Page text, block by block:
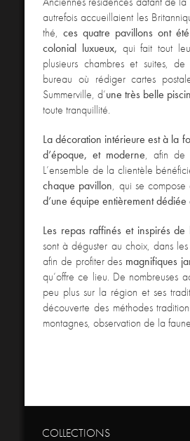
autrefois accueillaient les
thé, ces quatre pavillons ont
colonial luxueux, qui fait tout
plusieurs chambres et suites,
bureau où rédiger cartes
Summerville, d’une très belle
toute tranquillité.
La décoration intérieure est à la
d’époque, et moderne, afin de
L’ensemble de la clientèle
chaque pavillon, qui se compose
d’une équipe entièrement
Les repas raffinés et inspirés
sont à déguster au choix, dans
afin de profiter des magnifiques
qu’offre ce lieu. De nombreuses
peu plus sur la région et ses
découverte des méthodes
montagnes, observation de la
COLLECTIONS